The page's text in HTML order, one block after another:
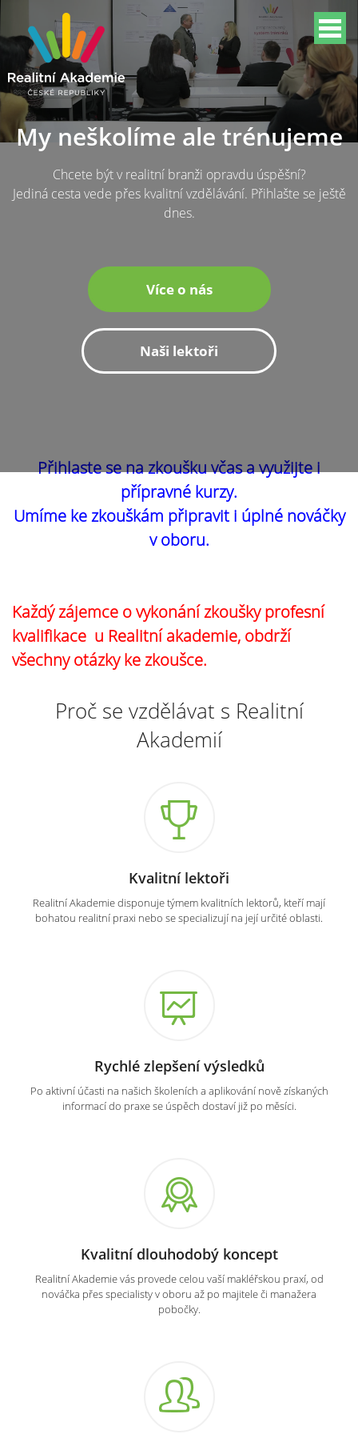
My neškolíme ale trénujeme
Chcete být v realitní branži opravdu úspěšní?
Jediná cesta vede přes kvalitní vzdělávání. Přihlašte se ještě
dnes.
Více o nás
Naši lektoři
Přihlaste se na zkoušku včas a využijte i
přípravné kurzy.
Umíme ke zkouškám připravit i úplné nováčky
v oboru.
Každý zájemce o vykonání zkoušky profesní
kvalifikace u Realitní akademie, obdrží
všechny otázky ke zkoušce.
Proč se vzdělávat s Realitní
Akademií
Kvalitní lektoři
Realitní Akademie disponuje týmem kvalitních lektorů, kteří mají
bohatou realitní praxi nebo se specializují na její určité oblasti.
Rychlé zlepšení výsledků
Po aktivní účasti na našich školeních a aplikování nově získaných
informací do praxe se úspěch dostaví již po měsíci.
Kvalitní dlouhodobý koncept
Realitní Akademie vás provede celou vaší makléřskou praxí, od
nováčka přes specialisty v oboru až po majitele či manažera
pobočky.